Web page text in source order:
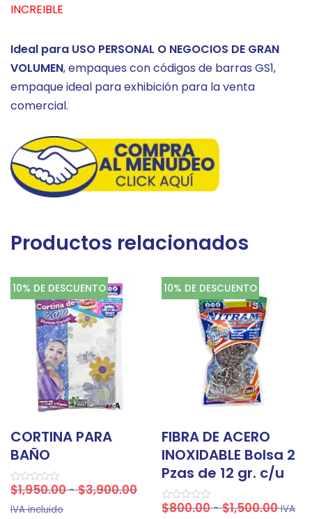
INCREIBLE
Ideal para USO PERSONAL O NEGOCIOS DE GRAN
VOLUMEN, empaques con códigos de barras GS1,
empaque ideal para exhibición para la venta
comercial.
Productos relacionados
10% DE DESCUENTO
CORTINA PARA
BAÑO
Valorado
0
$1,950.00-$3,900.00
IVA incluido
10% DE DESCUENTO
FIBRA DE ACERO
INOXIDABLE Bolsa 2
Pzas de 12 gr. c/u
Valorado
$800.00-$1,500.00 IVA